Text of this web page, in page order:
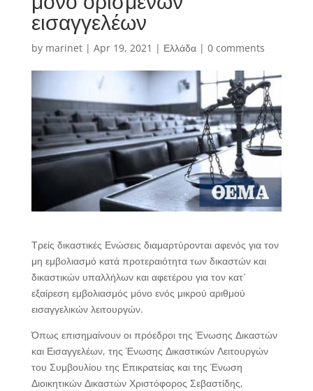
εισαγγελέων
by marinet| Apr 19, 2021 | Ελλάδα| 0 comments
Τρείς δικαστικές Ενώσεις διαμαρτύρονται αφενός για τον
μη εμβολιασμό κατά προτεραιότητα των δικαστών και
δικαστικών υπαλλήλων και αφετέρου για τον κατ΄
εξαίρεση εμβολιασμός μόνο ενός μικρού αριθμού
εισαγγελικών λειτουργών.
Όπως επισημαίνουν οι πρόεδροι της Ένωσης Δικαστών
και Εισαγγελέων, της Ένωσης Δικαστικών Λειτουργών
του Συμβουλίου της Επικρατείας και της Ένωση
Διοικητικών Δικαστών Χριστόφορος Σεβαστίδης,